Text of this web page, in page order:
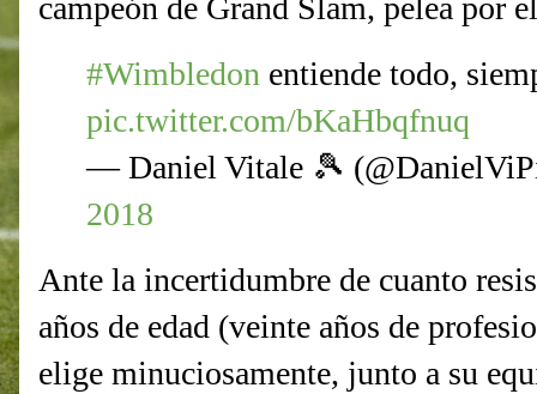
campeón de Grand Slam, pelea por
#Wimbledon entiende todo,
pic.twitter.com/bKaHbqfnuq
— Daniel Vitale 🎾
2018
Ante la incertidumbre de cuanto
años de edad (veinte años de
elige minuciosamente, junto a su